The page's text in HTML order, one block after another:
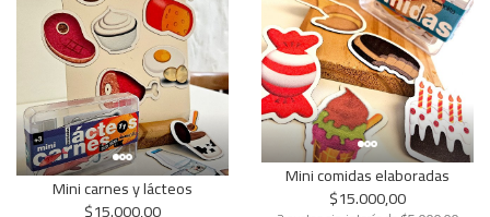
Mini carnes y lácteos Mini comidas elaboradas
$15.000,00